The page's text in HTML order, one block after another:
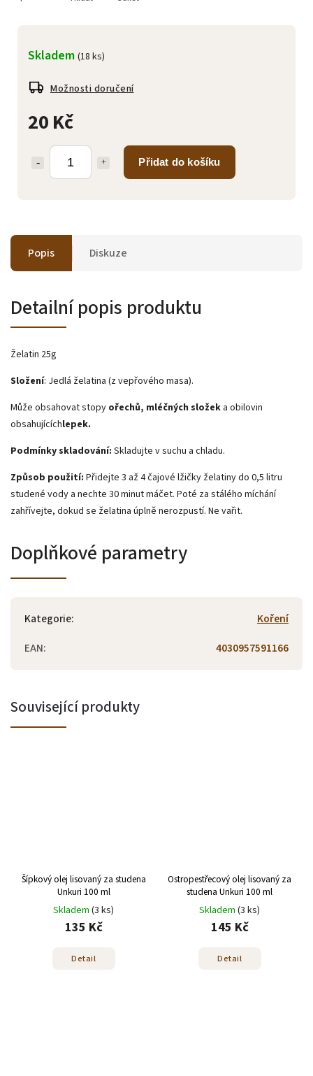
20 Kč
Přidat do košíku
Skladem (18 ks)
Možnosti doručení
Popis Diskuze
Detailní popis produktu
Želatin 25g
Složení: Jedlá želatina (z vepřového masa).
Může obsahovat stopy ořechů, mléčných složek a obilovin
obsahujícíchlepek.
Podmínky skladování: Skladujte v suchu a chladu.
Způsob použití: Přidejte 3 až 4 čajové lžičky želatiny do 0,5 litru
studené vody a nechte 30 minut máčet. Poté za stálého míchání
zahřívejte, dokud se želatina úplně nerozpustí. Ne vařit.
Doplňkové parametry
Kategorie:
Koření
EAN: 4030957591166
Související produkty
Šípkový olej lisovaný za studena
Unkuri 100 ml
Skladem (3 ks)
135 Kč
Detail
Ostropestřecový olej lisovaný za
studena Unkuri 100 ml
Skladem (3 ks)
145 Kč
Detail